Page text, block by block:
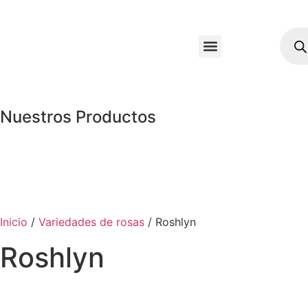
Nuestros Productos
Inicio / Variedades de rosas / Roshlyn
Roshlyn